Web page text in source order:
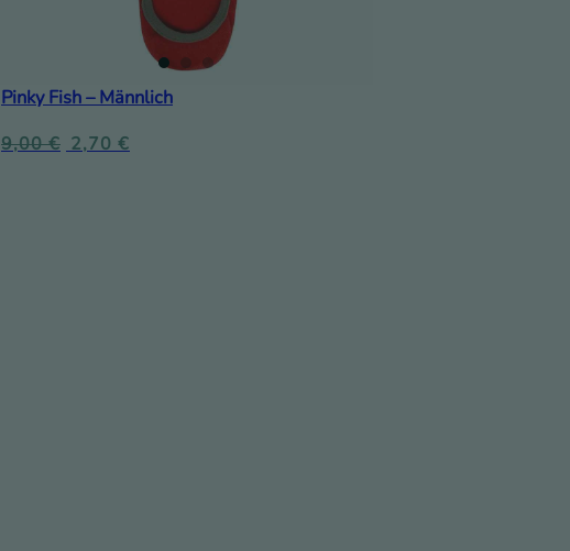
Pinky Fish – Männlich
9,00€ 2,70 €